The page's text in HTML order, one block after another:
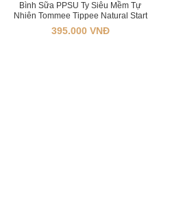
Bình Sữa PPSU Ty Siêu Mềm Tự
Nhiên Tommee Tippee Natural Start
150ml, Núm Ty Của Bình 0-3 Tháng
395.000 VNĐ